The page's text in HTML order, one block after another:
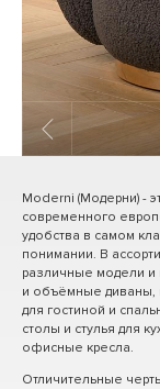
Moderni (Модерни) -
современного
удобства в самом
понимании. В
различные модели и
и объёмные диваны,
для гостиной и
столы и стулья для
офисные кресла.
Отличительные